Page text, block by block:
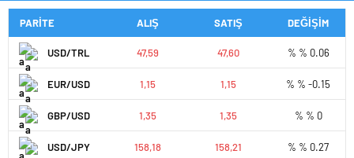
PARİTE ALIŞ SATIŞ DEĞİŞİM
USD/TRL 47,59 47,60 % % 0.06
EUR/USD 1,15 1,15 % % -0.15
GBP/USD 1,35 1,35 % % 0
USD/JPY 158,18 158,21 % % 0.27